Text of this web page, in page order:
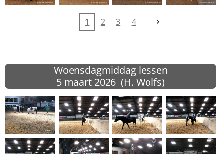
1 2 3 4
Woensdagmiddag lessen
5 maart 2026 (H. Wolfs)